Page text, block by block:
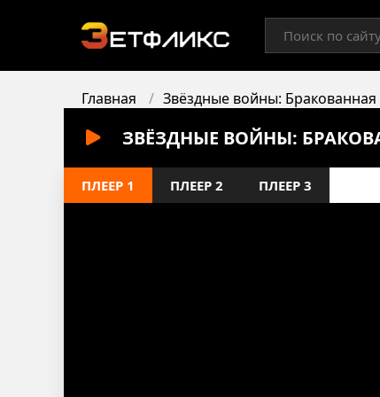
Главная Звёздные войны: Бракованная
ЗВЁЗДНЫЕ ВОЙНЫ:
ПЛЕЕР 1 ПЛЕЕР 2 ПЛЕЕР 3